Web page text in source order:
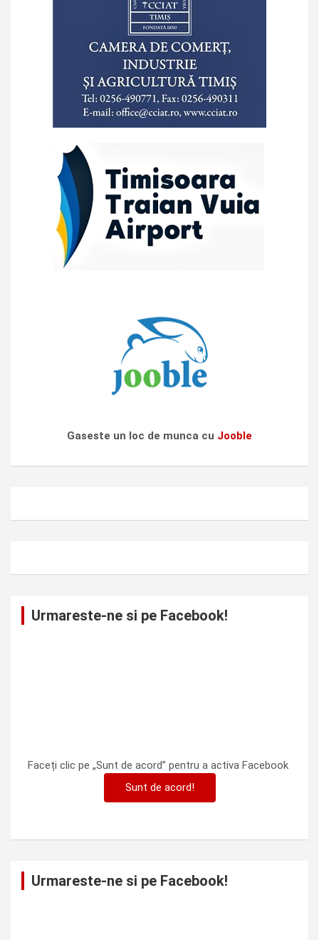
Gaseste un loc de munca cu Jooble
Urmareste-ne si pe Facebook!
Faceți clic pe „Sunt de acord” pentru a activa Facebook
Sunt de acord!
Urmareste-ne si pe Facebook!